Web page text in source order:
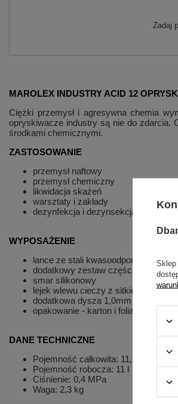
Zadaj
MAROLEX INDUSTRY ACID 12
Ciężki przemysł i agresywna chemia
opryskiwacze industry są nie do zdarcia.
środkami chemicznymi.
ZASTOSOWANIE
przemysł naftowy
przemysł chemiczny
likwidacja skażeń
warsztaty i zakłady
dezynfekcja i dezynsekcja
WYPOSAŻENIE
lance ze stali kwasoodpornej 80-
dodatkowy zestaw części
smar silikonowy
lejek wlewu cieczy z sitkiem
dodatkowa dysza 1,0mm
opakowanie - karton i folia
DANE TECHNICZNE
Pojemność całkowita: 11,6 l
Pojemność robocza: 11 l
Ciśnienie: 0,4 MPa
Waga: 2,3 kg
Sklep